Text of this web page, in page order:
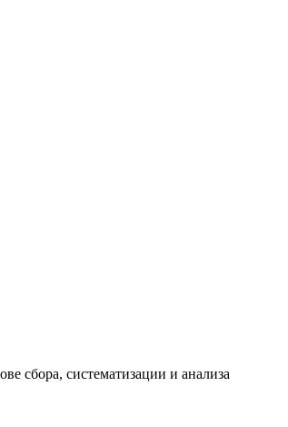
сбора, систематизации и анализа